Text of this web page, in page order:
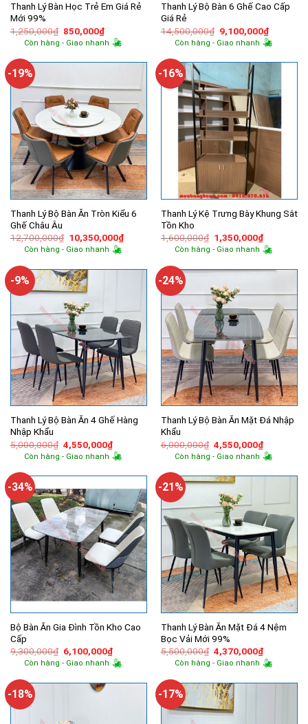
Thanh Lý Bàn Học Trẻ Em Giá Rẻ
Mới 99%
1,250,000₫ Giá
gốc
là:
850,000₫Giá
hiện
tại
850,000₫.
Còn hàng - Giao nhanh
Thanh Lý Bộ Bàn 6 Ghế Cao Cấp
Giá Rẻ
14,500,000₫ Giá
gốc
là:
9,100,000₫Giá
hiện
tại
Còn hàng - Giao nhanh
-19%
Thanh Lý Bộ Bàn Ăn Tròn Kiểu 6
Ghế Châu Âu
12,700,000₫ Giá
gốc
là:
10,350,000₫Giá
hiện
10,350,000₫.
Còn hàng - Giao nhanh
-16%
Thanh Lý Kệ Trưng Bày Khung Sắt
Tồn Kho
1,600,000₫ Giá
gốc
là:
1,350,000₫Giá
hiện
tại
Còn hàng - Giao nhanh
-9%
Thanh Lý Bộ Bàn Ăn 4 Ghế Hàng
Nhập Khẩu
5,000,000₫ Giá
gốc
là:
4,550,000₫Giá
hiện
tại
4,550,000₫.
Còn hàng - Giao nhanh
-24%
Thanh Lý Bộ Bàn Ăn Mặt Đá Nhập
Khẩu
6,000,000₫ Giá
gốc
là:
4,550,000₫Giá
hiện
tại
Còn hàng - Giao nhanh
-34%
Bộ Bàn Ăn Gia Đình Tồn Kho Cao
Cấp
9,300,000₫ Giá
gốc
là:
6,100,000₫Giá
hiện
tại
6,100,000₫.
Còn hàng - Giao nhanh
-21%
Thanh Lý Bàn Ăn Mặt Đá 4 Nệm
Bọc Vải Mới 99%
5,500,000₫ Giá
gốc
là:
4,370,000₫Giá
hiện
tại
Còn hàng - Giao nhanh
-18% -17%